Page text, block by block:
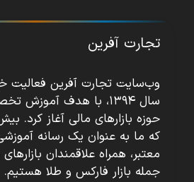
تجارت آفرین
وب‌سایت تجارت آفرین فعالیت
سال ۱۳۹۴، با هدف
حوزه بازارهای مالی آغاز کرد.
که ما به عنوان یک رسانه
معتبر، همراه علاقمندان
جمله بازار فارکس و طلا هستیم.